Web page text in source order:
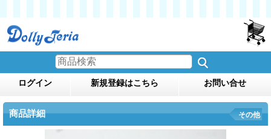
ログイン 新規登録はこちら お問い合せ
商品詳細 その他